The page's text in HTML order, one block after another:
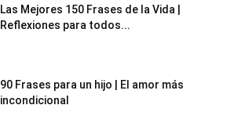
Las Mejores 150 Frases de la Vida |
Reflexiones para todos...
90 Frases para un hijo | El amor más
incondicional